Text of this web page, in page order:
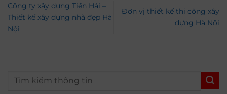
Công ty xây dựng Tiền Hải –
Thiết kế xây dựng nhà đẹp Hà
Nội
Đơn vị thiết kế thi công xây
dựng Hà Nội